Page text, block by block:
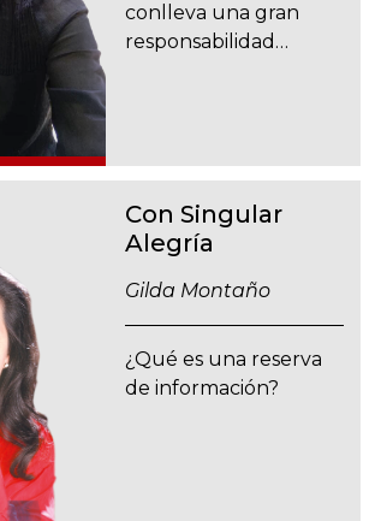
conlleva una gran
responsabilidad…
Con Singular
Alegría
Gilda Montaño
¿Qué es una reserva
de información?